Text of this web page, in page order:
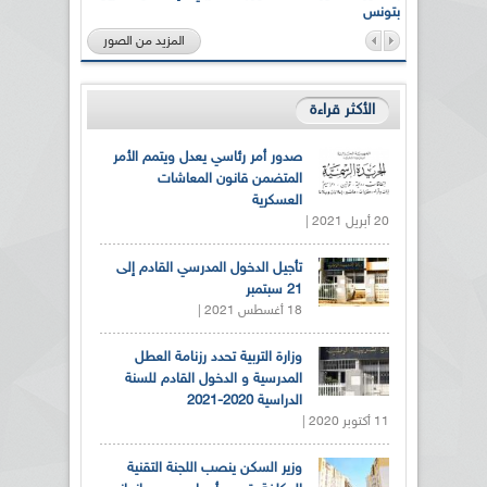
بتونس
المزيد من الصور
الأكثر قراءة
صدور أمر رئاسي يعدل ويتمم الأمر
المتضمن قانون المعاشات
العسكرية
20 أبريل 2021 |
تأجيل الدخول المدرسي القادم إلى
21 سبتمبر
18 أغسطس 2021 |
وزارة التربية تحدد رزنامة العطل
المدرسية و الدخول القادم للسنة
الدراسية 2020-2021
11 أكتوبر 2020 |
وزير السكن ينصب اللجنة التقنية